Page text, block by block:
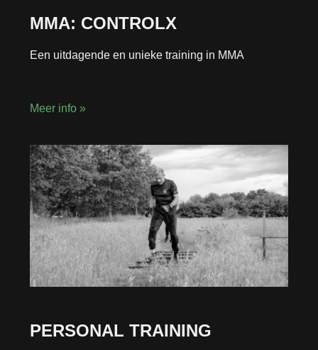
MMA: CONTROLX
Een uitdagende en unieke training in MMA
Meer info »
PERSONAL TRAINING